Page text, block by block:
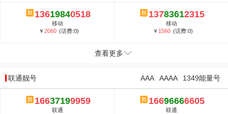
13619840518
移动
￥2060 (话费:0)
13783612315
移动
￥ 1560 (话费:0)
查看更多
联通靓号 1349能量号
AAAA
AAA
16637199959
联通
16696666605
联通